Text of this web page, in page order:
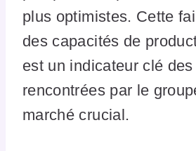
plus optimistes. Cette
des capacités de
est un indicateur clé
rencontrées par le
marché crucial.